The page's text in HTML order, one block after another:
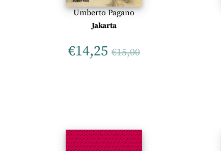
Umberto Pagano
Jakarta
€14,25 €15,00